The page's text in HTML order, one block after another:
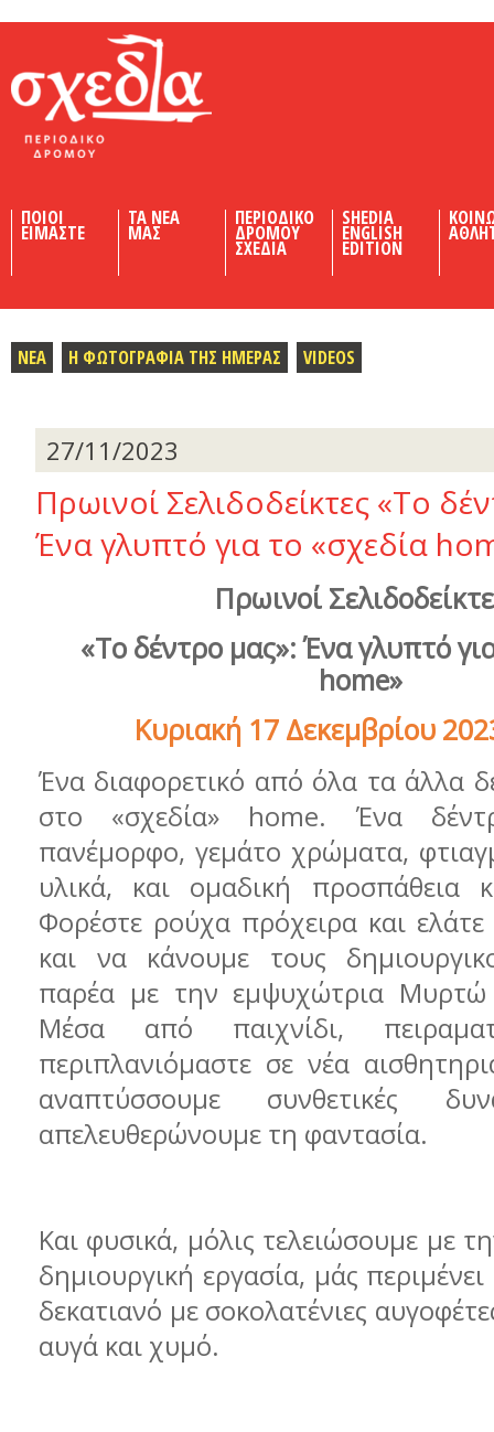
ΠΟΙΟΙ
ΕΙΜΑΣΤΕ
ΤΑ ΝΕΑ
ΜΑΣ
ΠΕΡΙΟΔΙΚΟ
ΔΡΟΜΟΥ
ΣΧΕΔΙΑ
SHEDIA
ENGLISH
EDITION
ΝΕΑ Η ΦΩΤΟΓΡΑΦΙΑ ΤΗΣ ΗΜΕΡΑΣ VIDEOS
27/11/2023
Πρωινοί Σελιδοδείκτες «Το
Ένα γλυπτό για το «σχεδία
Πρωινοί
«Το δέντρο μας»: Ένα γλυπτό
home»
Κυριακή 17 Δεκεμβρίου
Ένα διαφορετικό από όλα τα άλλα
στο «σχεδία» home. Ένα
πανέμορφο, γεμάτο χρώματα,
υλικά, και ομαδική προσπάθεια
Φορέστε ρούχα πρόχειρα και
και να κάνουμε τους
παρέα με την εμψυχώτρια
Μέσα από παιχνίδι,
περιπλανιόμαστε σε νέα
αναπτύσσουμε συνθετικές
απελευθερώνουμε τη φαντασία.
Και φυσικά, μόλις τελειώσουμε με
δημιουργική εργασία, μάς
δεκατιανό με σοκολατένιες
αυγά και χυμό.